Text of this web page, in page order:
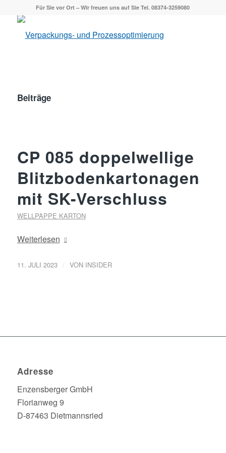
Für Sie vor Ort – Wir freuen uns auf Sie Tel. 08374-3259080
Beiträge
CP 085 doppelwellige
Blitzbodenkartonagen
mit SK-Verschluss
WELLPAPPE KARTON
Weiterlesen
11. JULI 2023 / VON INSIDER
Adresse
Enzensberger GmbH
Florianweg 9
D-87463 Dietmannsried